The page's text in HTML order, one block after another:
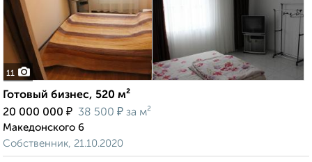
11
Готовый бизнес, 520 м²
20 000 000 ₽ 38 500 ₽ за м²
Македонского 6
Собственник, 21.10.2020